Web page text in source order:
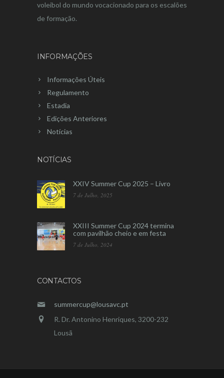
voleibol do mundo vocacionado para os escalões
de formação.
INFORMAÇÕES
Informações Úteis
Regulamento
Estadia
Edições Anteriores
Notícias
NOTÍCIAS
XXIV Summer Cup 2025 – Livro
7 de Julho, 2025
XXIII Summer Cup 2024 termina
com pavilhão cheio e em festa
7 de Julho, 2024
CONTACTOS
summercup@lousavc.pt
R. Dr. Antonino Henriques, 3200-232
Lousã